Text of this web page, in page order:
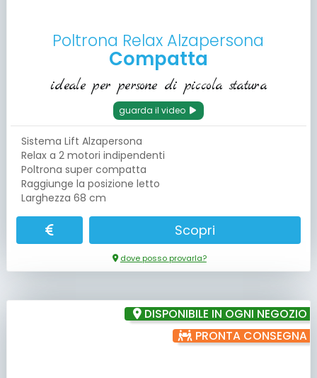
Poltrona Relax Alzapersona
Compatta
ideale per persone di piccola statura
guarda il video
Sistema Lift Alzapersona
Relax a 2 motori indipendenti
Poltrona super compatta
Raggiunge la posizione letto
Larghezza 68 cm
Scopri
dove posso provarla?
DISPONIBILE IN OGNI NEGOZIO
PRONTA CONSEGNA